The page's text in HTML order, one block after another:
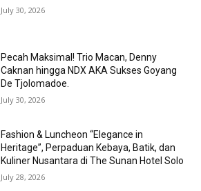
July 30, 2026
Pecah Maksimal! Trio Macan, Denny
Caknan hingga NDX AKA Sukses Goyang
De Tjolomadoe.
July 30, 2026
Fashion & Luncheon “Elegance in
Heritage”, Perpaduan Kebaya, Batik, dan
Kuliner Nusantara di The Sunan Hotel Solo
July 28, 2026